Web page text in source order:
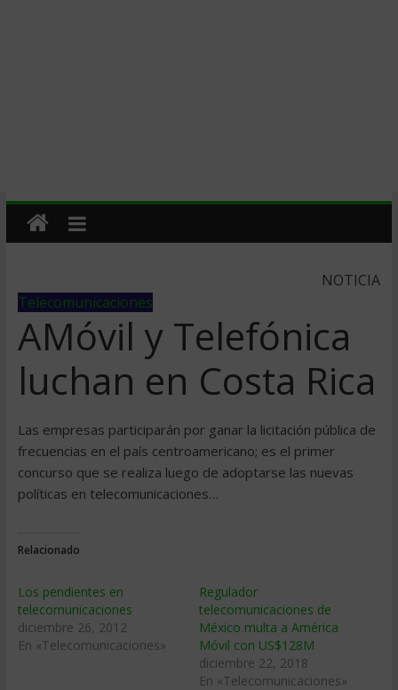
NOTICIA
Telecomunicaciones
AMóvil y Telefónica
luchan en Costa Rica
Las empresas participarán por ganar la licitación pública de
frecuencias en el país centroamericano; es el primer
concurso que se realiza luego de adoptarse las nuevas
políticas en telecomunicaciones…
Relacionado
Los pendientes en
telecomunicaciones
diciembre 26, 2012
En «Telecomunicaciones»
Regulador
telecomunicaciones de
México multa a América
Móvil con US$128M
diciembre 22, 2018
En «Telecomunicaciones»